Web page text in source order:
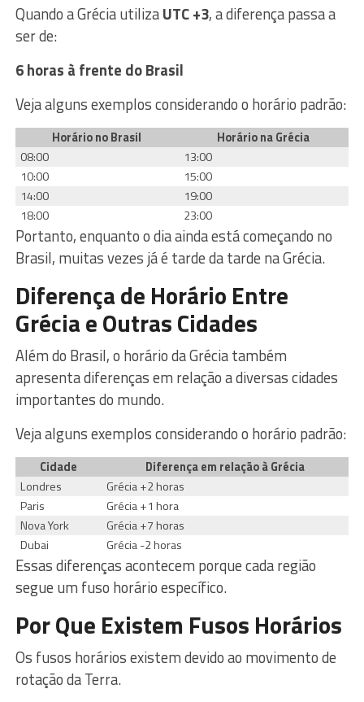
Quando a Grécia utilizaUTC +3, a diferença passa a
ser de:
6 horas à frente do Brasil
Veja alguns exemplos considerando o horário padrão:
Horário no Brasil
Horário na Grécia
08:00
13:00
10:00
15:00
14:00
19:00
18:00
23:00
Portanto, enquanto o dia ainda está começando no
Brasil, muitas vezes já é tarde da tarde na Grécia.
Diferença de Horário Entre
Grécia e Outras Cidades
Além do Brasil, o horário da Grécia também
apresenta diferenças em relação a diversas cidades
importantes do mundo.
Veja alguns exemplos considerando o horário padrão:
Cidade
Diferença em relação à Grécia
Londres
Grécia +2 horas
Paris
Grécia +1 hora
Nova York
Grécia +7 horas
Dubai
Grécia -2 horas
Essas diferenças acontecem porque cada região
segue um fuso horário específico.
Por Que Existem Fusos Horários
Os fusos horários existem devido ao movimento de
rotação da Terra.